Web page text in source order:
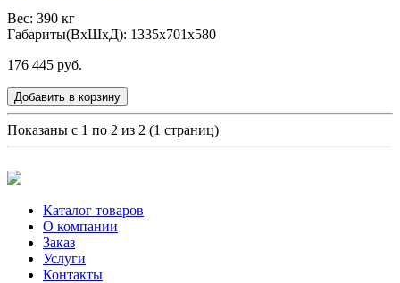
Вес: 390 кг
Габариты(ВxШxД): 1335x701x580
176 445 руб.
Добавить в корзину
Показаны с 1 по 2 из 2 (1 страниц)
Каталог товаров
О компании
Заказ
Услуги
Контакты